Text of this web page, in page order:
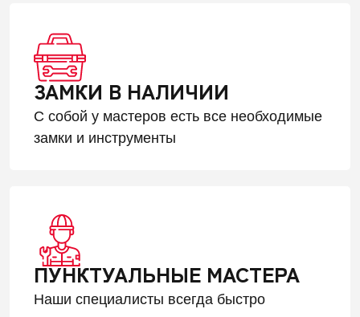
ЗАМКИ В НАЛИЧИИ
С собой у мастеров есть все необходимые
замки и инструменты
ПУНКТУАЛЬНЫЕ МАСТЕРА
Наши специалисты всегда быстро